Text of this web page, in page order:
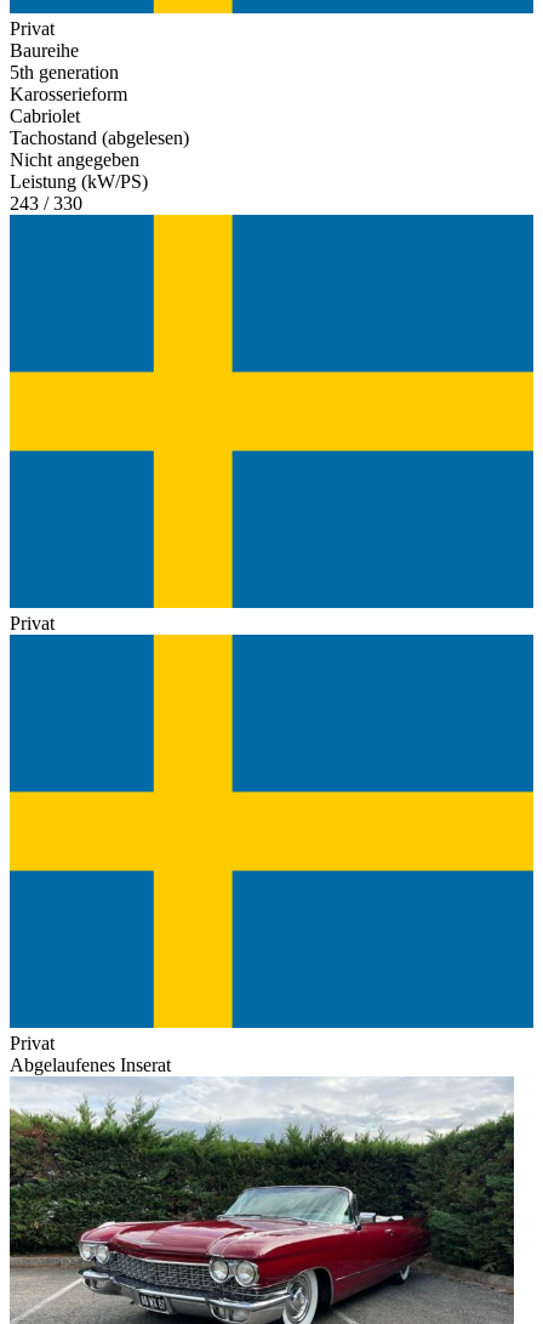
Privat
Baureihe
5th generation
Karosserieform
Cabriolet
Tachostand (abgelesen)
Nicht angegeben
Leistung (kW/PS)
243 / 330
Privat
Privat
Abgelaufenes Inserat